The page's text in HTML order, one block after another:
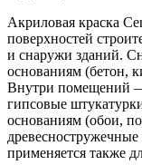
Акриловая краска
поверхностей
и снаружи зданий.
основаниям (бетон,
Внутри помещений
гипсовые
основаниям (обои,
применяется также